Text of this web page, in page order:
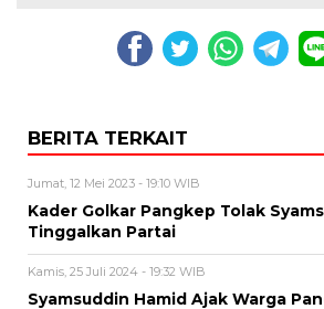
BERITA TERKAIT
Jumat, 12 Mei 2023 - 19:10 WIB
Kader Golkar Pangkep Tolak
Tinggalkan Partai
Kamis, 25 Juli 2024 - 19:32 WIB
Syamsuddin Hamid Ajak Warga